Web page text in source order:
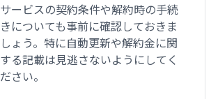
サービスの契約条件や解約時の手続
きについても事前に確認しておきま
しょう。特に自動更新や解約金に関
する記載は見逃さないようにしてく
ださい。